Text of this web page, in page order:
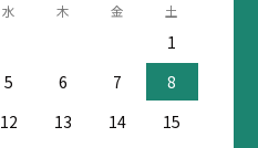
水 木 金 土
1
5 6 7
8
12 13 14
15